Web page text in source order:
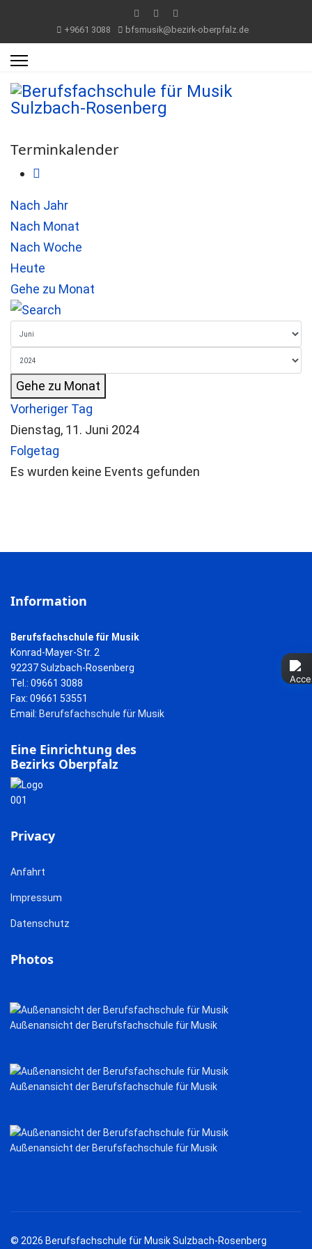
+9661 3088 bfsmusik@bezirk-oberpfalz.de
Terminkalender
Nach Jahr
Nach Monat
Nach Woche
Heute
Gehe zu Monat
Gehe zu Monat
Vorheriger Tag
Dienstag, 11. Juni 2024
Folgetag
Es wurden keine Events gefunden
Information
Berufsfachschule für Musik
Konrad-Mayer-Str. 2
92237 Sulzbach-Rosenberg
Tel.: 09661 3088
Fax: 09661 53551
Email: Berufsfachschule für Musik
Eine Einrichtung des
Bezirks Oberpfalz
Privacy
Anfahrt
Impressum
Datenschutz
Photos
Außenansicht der Berufsfachschule für Musik
Außenansicht der Berufsfachschule für Musik
Außenansicht der Berufsfachschule für Musik
© 2026 Berufsfachschule für Musik Sulzbach-Rosenberg